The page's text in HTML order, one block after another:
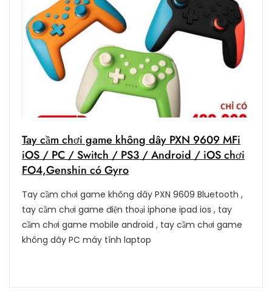
Tay cầm chơi game không dây PXN 9609 MFi
iOS / PC / Switch / PS3 / Android / iOS chơi
FO4,Genshin có Gyro
Tay cầm chơi game không dây PXN 9609 Bluetooth ,
tay cầm chơi game điện thoại iphone ipad ios , tay
cầm chơi game mobile android , tay cầm chơi game
không dây PC máy tính laptop